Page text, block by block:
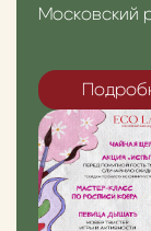
Московский